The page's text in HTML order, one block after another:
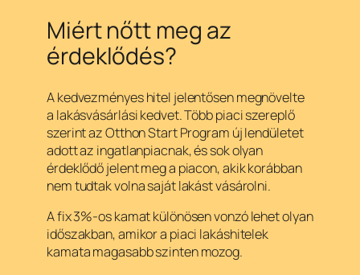
Miért nőtt meg az
érdeklődés?
A kedvezményes hitel jelentősen megnövelte
a lakásvásárlási kedvet. Több piaci szereplő
szerint az Otthon Start Program új lendületet
adott az ingatlanpiacnak, és sok olyan
érdeklődő jelent meg a piacon, akik korábban
nem tudtak volna saját lakást vásárolni.
A fix 3%-os kamat különösen vonzó lehet olyan
időszakban, amikor a piaci lakáshitelek
kamata magasabb szinten mozog.